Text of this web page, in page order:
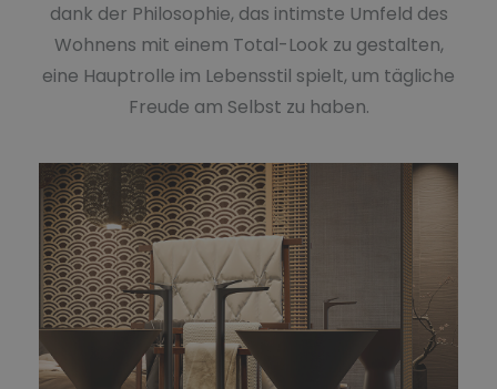
dank der Philosophie, das intimste Umfeld des
Wohnens mit einem Total-Look zu gestalten,
eine Hauptrolle im Lebensstil spielt, um tägliche
Freude am Selbst zu haben.